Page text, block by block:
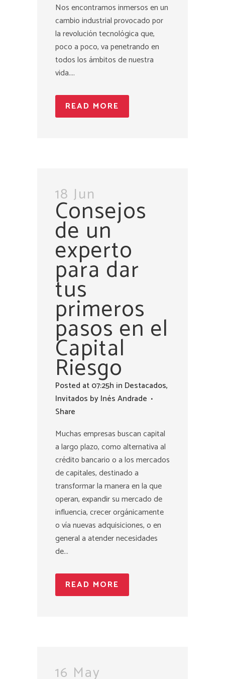
Nos encontramos inmersos en un
cambio industrial provocado por
la revolución tecnológica que,
poco a poco, va penetrando en
todos los ámbitos de nuestra
vida....
READ MORE
18 Jun
Consejos
de un
experto
para dar
tus
primeros
pasos en el
Capital
Riesgo
Posted at 07:25h in Destacados,
Invitados byInés Andrade
Share
Muchas empresas buscan capital
a largo plazo, como alternativa al
crédito bancario o a los mercados
de capitales, destinado a
transformar la manera en la que
operan, expandir su mercado de
influencia, crecer orgánicamente
o vía nuevas adquisiciones, o en
general a atender necesidades
de...
READ MORE
16 May